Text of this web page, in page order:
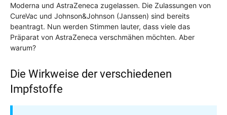
p
k
Moderna und AstraZeneca zugelassen. Die Zulassungen von
CureVac und Johnson&Johnson (Janssen) sind bereits
beantragt. Nun werden Stimmen lauter, dass viele das
Präparat von AstraZeneca verschmähen möchten. Aber
warum?
Die Wirkweise der verschiedenen
Impfstoffe